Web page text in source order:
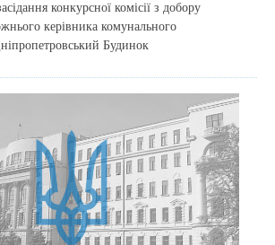
конкурсної комісії з добору
керівника комунального
Будинок